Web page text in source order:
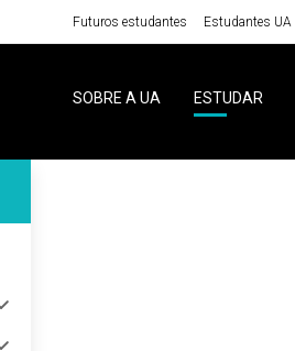
Futuros estudantes Estudantes UA
SOBRE A UA ESTUDAR